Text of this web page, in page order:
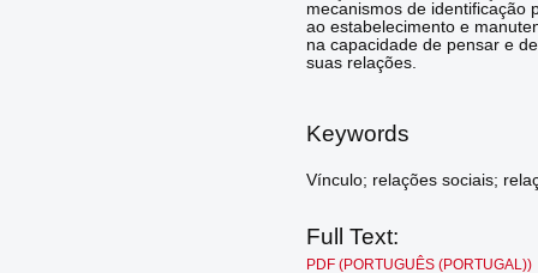
mecanismos de identificação
ao estabelecimento e
na capacidade de pensar e
suas relações.
Keywords
Vínculo; relações sociais;
Full Text:
PDF (PORTUGUÊS (PORTUGAL))